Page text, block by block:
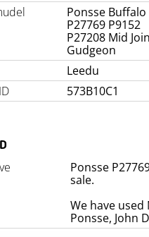
Ponsse Buffalo
P27769 P9152
P27208 Mid
Gudgeon
Leedu
573B10C1
Ponsse
sale.
We have
Ponsse, John